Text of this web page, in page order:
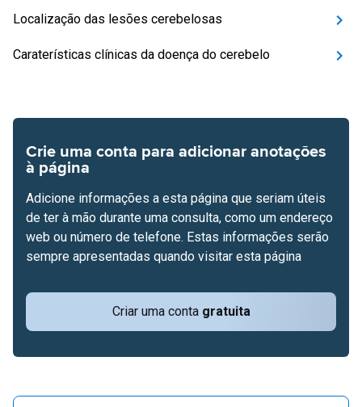
Localização das lesões cerebelosas
Caraterísticas clínicas da doença do cerebelo
Crie uma conta para adicionar anotações
à página
Criar uma conta gratuita
Adicione informações a esta página que seriam úteis
de ter à mão durante uma consulta, como um endereço
web ou número de telefone. Estas informações serão
sempre apresentadas quando visitar esta página